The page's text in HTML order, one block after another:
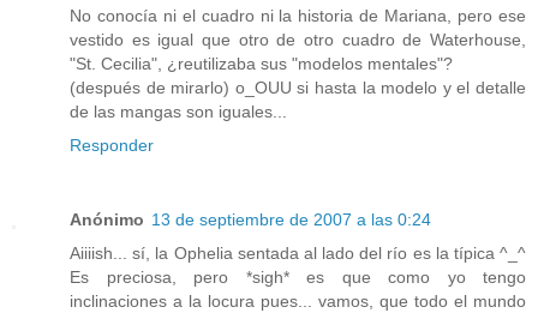
No conocía ni el cuadro ni la historia de Mariana, pero ese
vestido es igual que otro de otro cuadro de Waterhouse,
"St. Cecilia", ¿reutilizaba sus "modelos mentales"?
(después de mirarlo) o_OUU si hasta la modelo y el detalle
de las mangas son iguales...
Responder
Anónimo 13 de septiembre de 2007 a las 0:24
Aiiiish... sí, la Ophelia sentada al lado del río es la típica ^_^
Es preciosa, pero *sigh* es que como yo tengo
inclinaciones a la locura pues... vamos, que todo el mundo